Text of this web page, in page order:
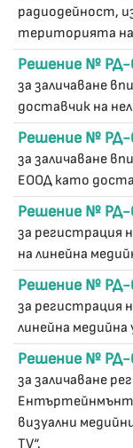
радиодейност,
територията на
Решение № РД-
за заличаване
доставчик на
Решение № РД-
за заличаване
ЕООД като
Решение № РД-
за регистрация
на линейна
Решение № РД-
за регистрация
линейна медийна
Решение № РД-
за заличаване
Ентъртейнмънт
визуални
TV“.